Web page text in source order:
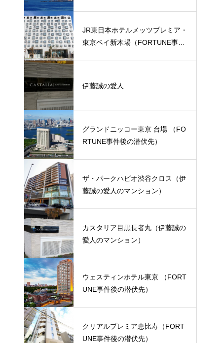
JR東日本ホテルメッツプレミア・
東京ベイ新木場（FORTUNE事件
伊藤誠の愛人
グランドニッコー東京 台場 （FO
RTUNE事件後の潜伏先）
ザ・パークハビオ渋谷クロス（伊
藤誠の愛人のマンション）
カスタリア目黒長者丸（伊藤誠の
愛人のマンション）
ウェスティンホテル東京 （FORT
UNE事件後の潜伏先）
クリアルプレミア恵比寿（FORT
UNE事件後の潜伏先）